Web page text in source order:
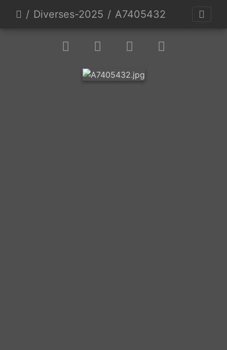
Diverses-2025 A7405432